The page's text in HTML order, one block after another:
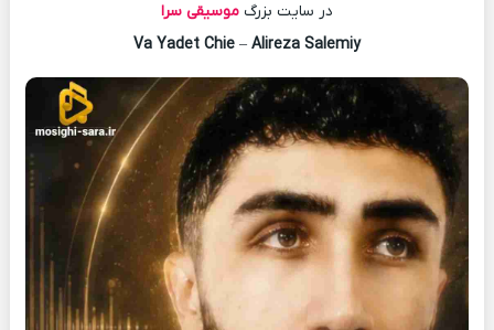
در سایت بزرگ موسیقی سرا
Va Yadet Chie – Alireza Salemiy